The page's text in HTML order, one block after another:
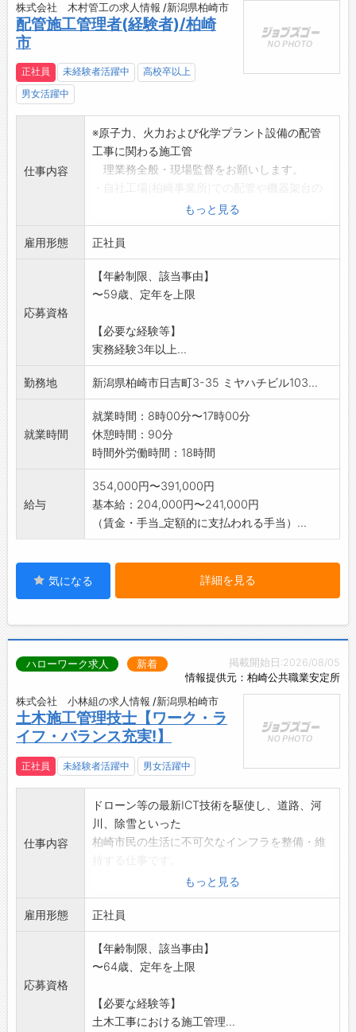
株式会社 木村管工の求人情報 /新潟県柏崎市
配管施工管理者(経験者)/柏崎
市
正社員 未経験者活躍中
高校卒以上
男女活躍中
仕事内容
※原子力、火力および化学プラント設備の配管
工事に関わる施工管
理業務全般・現場監督をお願いします。
・現地施工管理や安全管理等の現場監督
*ミーティング、メール確認、工場にて進捗確
認、行程通りに作業
が進んでいるか確認や指示をおこない工程管
理をして頂きます。
する業務もお願い
いたします。
変更範囲:会社の業務全般
もっと見る
雇用形態 正社員
応募資格
【年齢制限、該当事由】
〜59歳、定年を上限
【必要な経験等】
実務経験3年以上...
勤務地 新潟県柏崎市日吉町3-35 ミヤハチビル103...
就業時間
就業時間：8時00分〜17時00分
休憩時間：90分
時間外労働時間：18時間
給与
354,000円〜391,000円
基本給：204,000円〜241,000円
（賃金・手当_定額的に支払われる手当）...
気になる 詳細を見る
掲載開始日:2026/08/05
情報提供元：柏崎公共職業安定所
ハローワーク求人 新着
株式会社 小林組の求人情報 /新潟県柏崎市
土木施工管理技士【ワーク・ラ
イフ・バランス充実!】
正社員 未経験者活躍中 男女活躍中
仕事内容
ドローン等の最新ICT技術を駆使し、道路、河
川、除雪といった
柏崎市民の生活に不可欠なインフラを整備・維
転勤はありません。
入社後は、表彰実績のある先輩の指導のもと、
ICT測量やデータ
作成を学びます。チームで協力する風土なので
安心です。
資格取得を全面支援。将来的には地域の安全を
して、大規模プロジェクトを率いる存在へと成
長できます。
もっと見る
雇用形態 正社員
応募資格
【年齢制限、該当事由】
〜64歳、定年を上限
【必要な経験等】
土木工事における施工管理...